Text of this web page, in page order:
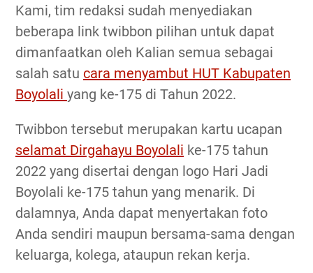
Kami, tim redaksi sudah menyediakan
beberapa link twibbon pilihan untuk dapat
dimanfaatkan oleh Kalian semua sebagai
salah satu cara menyambut HUT Kabupaten
Boyolali yang ke-175 di Tahun 2022.
Twibbon tersebut merupakan kartu ucapan
selamat Dirgahayu Boyolali ke-175 tahun
2022 yang disertai dengan logo Hari Jadi
Boyolali ke-175 tahun yang menarik. Di
dalamnya, Anda dapat menyertakan foto
Anda sendiri maupun bersama-sama dengan
keluarga, kolega, ataupun rekan kerja.